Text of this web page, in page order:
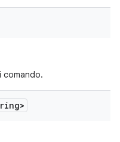
comando.